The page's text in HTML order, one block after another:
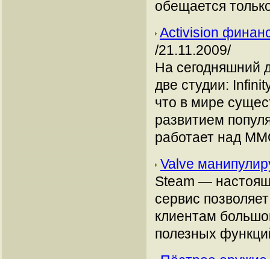
обещается
Activision
/21.11.2009/
На сегодняшний
две студии:
что в мире
развитием
работает над
Valve
Steam —
сервис
клиентам
полезных